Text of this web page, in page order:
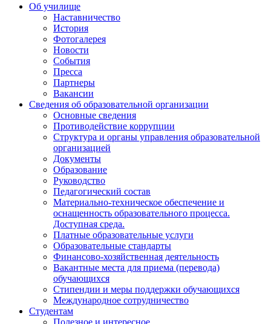
Об училище
Наставничество
История
Фотогалерея
Новости
События
Пресса
Партнеры
Вакансии
Сведения об образовательной организации
Основные сведения
Противодействие коррупции
Структура и органы управления образовательной
организацией
Документы
Образование
Руководство
Педагогический состав
Материально-техническое обеспечение и
оснащенность образовательного процесса.
Доступная среда.
Платные образовательные услуги
Образовательные стандарты
Финансово-хозяйственная деятельность
Вакантные места для приема (перевода)
обучающихся
Стипендии и меры поддержки обучающихся
Международное сотрудничество
Студентам
Полезное и интересное